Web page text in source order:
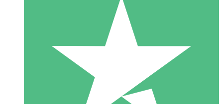
Individuella Kreditpaket
Betala per användning med nedladdningskrediter. Inget
1 Nedladdningar
10 00